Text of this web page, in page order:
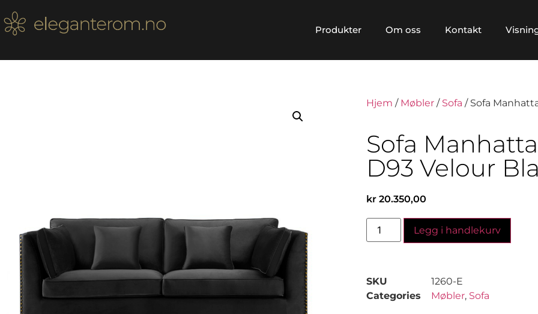
Produkter Om oss Kontakt
Hjem / Møbler / Sofa / Sofa
Sofa
D93 Velour
kr 20.350,00
Legg i handlekurv
SKU
1260-E
Categories
Møbler, Sofa